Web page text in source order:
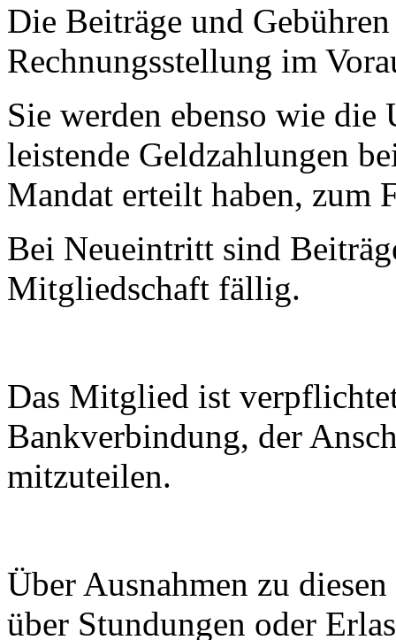
Die Beiträge und
Rechnungsstellung im
Sie werden ebenso wie die
leistende Geldzahlungen
Mandat erteilt haben, zum
Bei Neueintritt sind
Mitgliedschaft fällig.
Das Mitglied ist
Bankverbindung, der
mitzuteilen.
Über Ausnahmen zu
über Stundungen oder